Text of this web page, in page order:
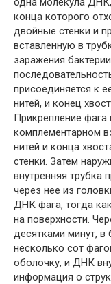
конца которого
двойные стенки и
вставленную в
заражения
присоединяется к
нитей, и конец
Прикрепление фага
комплементарном
нитей и конца
стенки. Затем
внутренняя трубка
через нее из
ДНК фага, тогда
на поверхности.
десятками минут, в
несколько сот
оболочку, и ДНК
информация о